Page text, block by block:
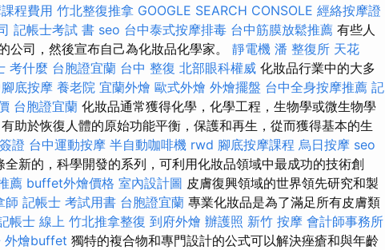
程費用 竹北整復推拿 GOOGLE SEARCH CONSOLE 經絡按摩證
記帳士考試 書 seo 台中泰式按摩排毒 台中筋膜放鬆推薦 有些人
公司，然後宣布自己為化妝品化學家。 靜電機 潘 整復所 天花
考什麼 台胞證宜蘭 台中 整復 北部眼科權威 化妝品行業中的大多
底按摩 養老院 宜蘭外燴 歐式外燴 外燴擺盤 台中全身按摩推薦 記
台胞證宜蘭 化妝品通常獲得化學，化學工程，生物學或微生物學
助於恢復人體的原始功能平衡，保護和再生，從而獲得基本的生
證 台中運動按摩 半自動咖啡機 rwd 腳底按摩課程 烏日按摩 seo
新的，科學開發的系列，可利用化妝品領域中最成功的技術創
薦 buffet外燴價格 室內設計圖 皮膚復興領域的世界領先研究和製
師 記帳士 考試用書 台胞證宜蘭 專業化妝品是為了滿足所有皮膚類
帳士 線上 竹北推拿整復 到府外燴 辦護照 新竹 按摩 會計師事務所
外燴buffet 獨特的複合物和專門設計的公式可以解決痤瘡和與年齡